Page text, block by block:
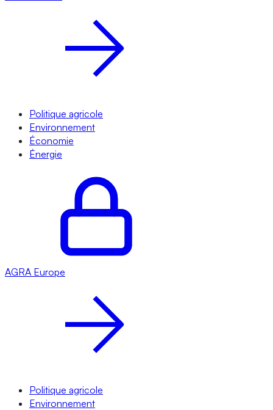
Politique agricole
Environnement
Économie
Énergie
AGRA Europe
Politique agricole
Environnement